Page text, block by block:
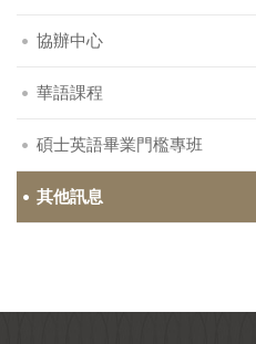
協辦中心
華語課程
碩士英語畢業門檻專班
其他訊息